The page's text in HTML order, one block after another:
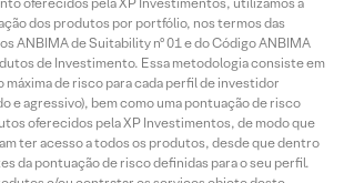
dos produtos por portfólio, nos termos das
ANBIMA de Suitability nº 01 e do Código ANBIMA
de Investimento. Essa metodologia consiste em
de risco para cada perfil de investidor
e agressivo), bem como uma pontuação de risco
oferecidos pela XP Investimentos, de modo que
ter acesso a todos os produtos, desde que dentro
da pontuação de risco definidas para o seu perfil.